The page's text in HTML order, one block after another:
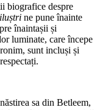
biografice despre
ne pune înainte
înaintașii și
luminate, care începe
sunt incluși și
sa din Betleem,